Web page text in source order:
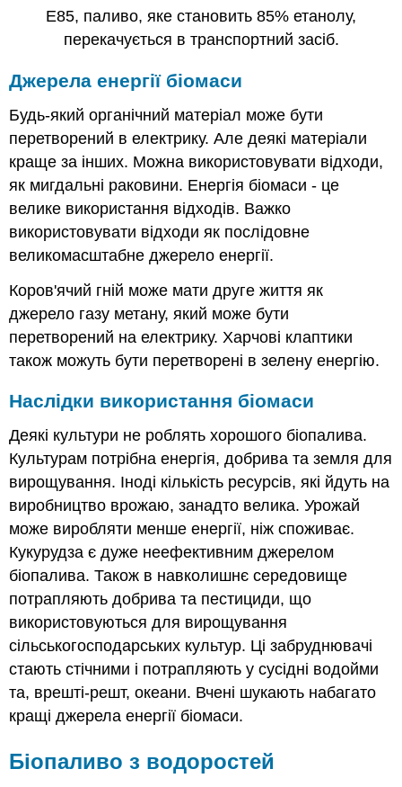
E85, паливо, яке становить 85% етанолу,
перекачується в транспортний засіб.
Джерела енергії біомаси
Будь-який органічний матеріал може бути
перетворений в електрику. Але деякі матеріали
краще за інших. Можна використовувати відходи,
як мигдальні раковини. Енергія біомаси - це
велике використання відходів. Важко
використовувати відходи як послідовне
великомасштабне джерело енергії.
Коров'ячий гній може мати друге життя як
джерело газу метану, який може бути
перетворений на електрику. Харчові клаптики
також можуть бути перетворені в зелену енергію.
Наслідки використання біомаси
Деякі культури не роблять хорошого біопалива.
Культурам потрібна енергія, добрива та земля для
вирощування. Іноді кількість ресурсів, які йдуть на
виробництво врожаю, занадто велика. Урожай
може виробляти менше енергії, ніж споживає.
Кукурудза є дуже неефективним джерелом
біопалива. Також в навколишнє середовище
потрапляють добрива та пестициди, що
використовуються для вирощування
сільськогосподарських культур. Ці забруднювачі
стають стічними і потрапляють у сусідні водойми
та, врешті-решт, океани. Вчені шукають набагато
кращі джерела енергії біомаси.
Біопаливо з водоростей